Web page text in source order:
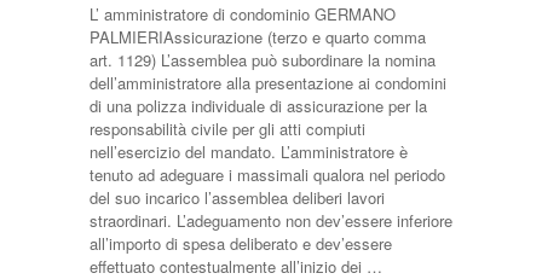
L’ amministratore di condominio GERMANO
PALMIERIAssicurazione (terzo e quarto comma
art. 1129) L’assemblea può subordinare la nomina
dell’amministratore alla presentazione ai condomini
di una polizza individuale di assicurazione per la
responsabilità civile per gli atti compiuti
nell’esercizio del mandato. L’amministratore è
tenuto ad adeguare i massimali qualora nel periodo
del suo incarico l’assemblea deliberi lavori
straordinari. L’adeguamento non dev’essere inferiore
all’importo di spesa deliberato e dev’essere
effettuato contestualmente all’inizio dei …